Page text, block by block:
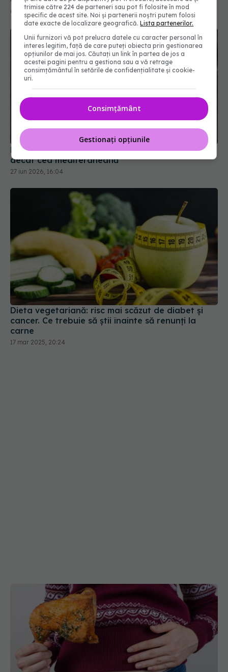
decât cea mediteraneană
27 iun 2026, 16:04
Dieta vegetariană: risc mai scăzut de diabet și
cancer. Ce trebuie să știi înainte să renunți la
carne
17 mar 2025, 20:24
trimise către 224 de parteneri sau pot fi folosite în mod
specific de acest site. Noi și partenerii noștri putem folosi
date exacte de localizare geografică.Lista partenerilor.
Unii furnizori vă pot prelucra datele cu caracter personal în
interes legitim, față de care puteți obiecta prin gestionarea
opțiunilor de mai jos. Căutați un link în partea de jos a
acestei pagini pentru a gestiona sau a vă retrage
consimțământul în setările de confidențialitate și cookie-
uri.
Consimțământ
Gestionați opțiunile